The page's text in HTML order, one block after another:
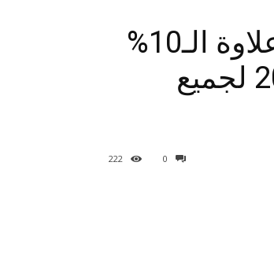
وزارة المالية تعلن موعد صرف علاوة الـ10%
الخاصة بقرار رقم 442 لعام 2015 لجميع
0
222